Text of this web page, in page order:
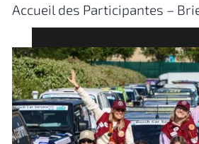
Accueil des Participantes –